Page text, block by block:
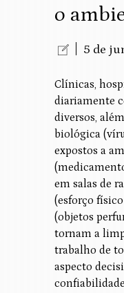
o
5 de
Clínicas,
diariamente
diversos,
biológica
expostos a
em salas de
(esforço
(objetos
tornam a
trabalho de
aspecto
confiabilidade